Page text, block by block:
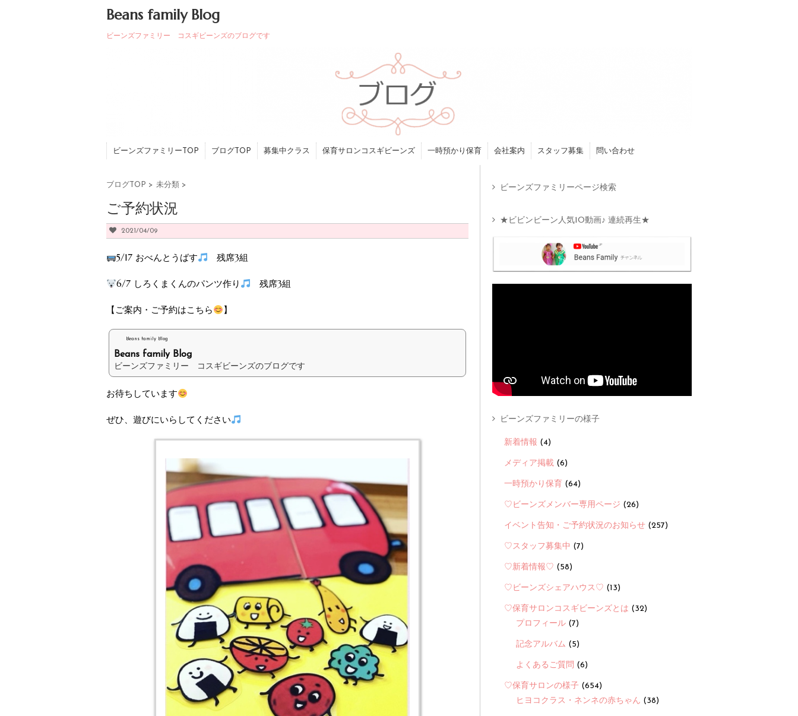
Beans family Blog
ビーンズファミリー コスギビーンズのブログです
ビーンズファミリーTOP ブログTOP 募集中クラス 保育サロンコスギビーンズ 一時預かり保育 会社案内 スタッフ募集 問い合わせ
ブログTOP > 未分類 >
ご予約状況
2021/04/09
5/17 おべんとうばす 残席3組
6/7 しろくまくんのパンツ作り 残席3組
【ご案内・ご予約はこちら 】
Beans family Blog
Beans family Blog
ビーンズファミリー コスギビーンズのブログです
お待ちしています
ぜひ、遊びにいらしてください
ビーンズファミリーページ検索
★ビビンビーン人気10動画♪ 連続再生★
ビーンズファミリーの様子
新着情報 (4)
メディア掲載 (6)
一時預かり保育 (64)
♡ビーンズメンバー専用ページ (26)
イベント告知・ご予約状況のお知らせ (257)
♡スタッフ募集中 (7)
♡新着情報♡ (58)
♡ビーンズシェアハウス♡ (13)
♡保育サロンコスギビーンズとは (32)
プロフィール (7)
記念アルバム (5)
よくあるご質問 (6)
♡保育サロンの様子 (654)
ヒヨコクラス・ネンネの赤ちゃん (38)